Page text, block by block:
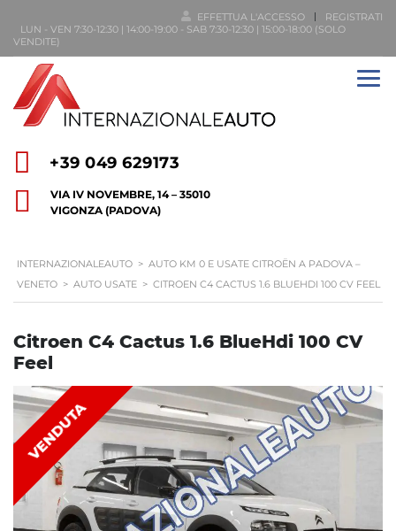
EFFETTUA L'ACCESSO
REGISTRATI
LUN - VEN 7:30-12:30 | 14:00-19:00 - SAB 7:30-12:30 | 15:00-18:00 (SOLO
VENDITE)
+39 049 629173
VIA IV NOVEMBRE, 14 – 35010
VIGONZA (PADOVA)
INTERNAZIONALEAUTO > AUTO KM 0 E USATE CITROËN A PADOVA –
VENETO > AUTO USATE > CITROEN C4 CACTUS 1.6 BLUEHDI 100 CV FEEL
Citroen C4 Cactus 1.6 BlueHdi 100 CV
Feel
VENDUTA